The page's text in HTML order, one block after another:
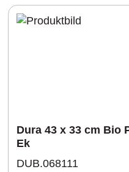
Dura 43 x 33 cm Bio
Ek
DUB.068111